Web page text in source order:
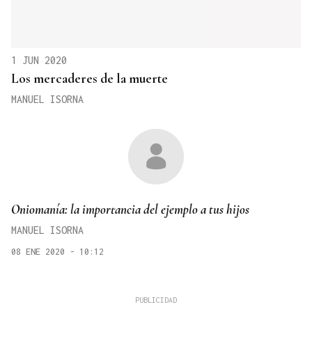
1 JUN 2020
Los mercaderes de la muerte
MANUEL ISORNA
Oniomanía: la importancia del ejemplo a tus hijos
MANUEL ISORNA
08 ENE 2020 - 10:12